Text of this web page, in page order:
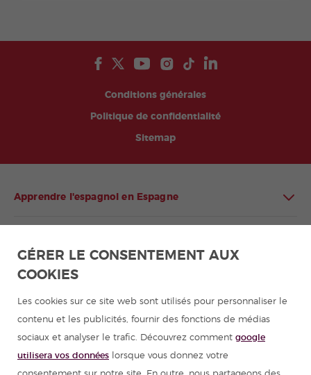
Conditions générales
Politique de confidentialité
Sitemap
Apprendre l'espagnol en Espagne
Programmes d'espagnol pour groupes
Cours d'espagnol
Colonies de vacances en Espagne
GÉRER LE CONSENTEMENT AUX
COOKIES
Les cookies sur ce site web sont utilisés pour personnaliser le
contenu et les publicités, fournir des fonctions de médias
sociaux et analyser le trafic. Découvrez comment google
utilisera vos données lorsque vous donnez votre